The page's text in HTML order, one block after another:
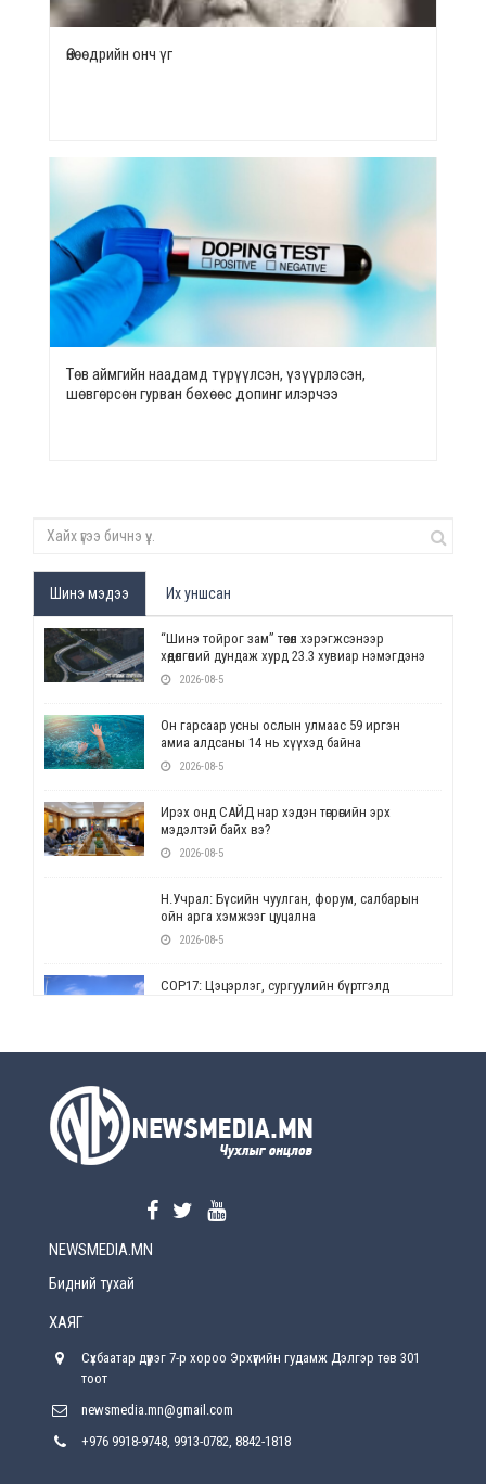
Өнөөдрийн онч үг
Төв аймгийн наадамд түрүүлсэн, үзүүрлэсэн,
шөвгөрсөн гурван бөхөөс допинг илэрчээ
Шинэ мэдээ Их уншсан
“Шинэ тойрог зам” төсөл хэрэгжсэнээр
хөдөлгөөний дундаж хурд 23.3 хувиар нэмэгдэнэ
2026-08-5
Он гарсаар усны ослын улмаас 59 иргэн
амиа алдсаны 14 нь хүүхэд байна
2026-08-5
Ирэх онд САЙД нар хэдэн төгрөгийн эрх
мэдэлтэй байх вэ?
2026-08-5
Н.Учрал: Бүсийн чуулган, форум, салбарын
ойн арга хэмжээг цуцална
2026-08-5
СОР17: Цэцэрлэг, сургуулийн бүртгэлд
2026-08-5
2026-08-5
хүрсэн өгөөжөөрөө ажлаа үнэлж, хэрэгжилтээ
Улсын онцгой комисс өвөлжилтийн бэлтгэл,
NEWSMEDIA.MN
Бидний тухай
ХАЯГ
Сүхбаатар дүүрэг 7-р хороо Эрхүүгийн гудамж Дэлгэр төв 301
тоот
newsmedia.mn@gmail.com
+976 9918-9748, 9913-0782, 8842-1818